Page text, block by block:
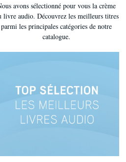
avons sélectionné pour vous la crème
livre audio. Découvrez les meilleurs titres
parmi les principales catégories de notre
catalogue.